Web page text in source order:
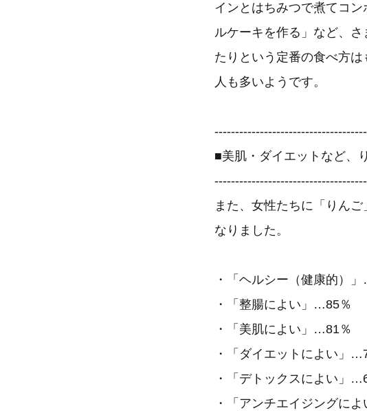
インとはちみつで煮てコ
ルケーキを作る」など、
たりという定番の食べ方
人も多いようです。
■美肌・ダイエットなど、
また、女性たちに「りん
なりました。
・「ヘルシー（健康的）
・「整腸によい」…85％
・「美肌によい」…81％
・「ダイエットによい」
・「デトックスによい」
・「アンチエイジングに